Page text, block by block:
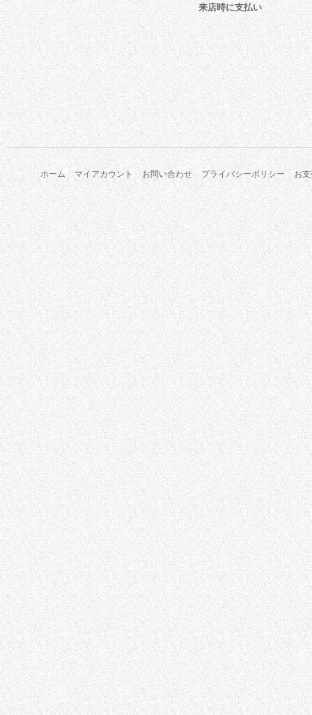
来店時に支払い
ホーム マイアカウント お問い合わせ プライバシーポリシー お